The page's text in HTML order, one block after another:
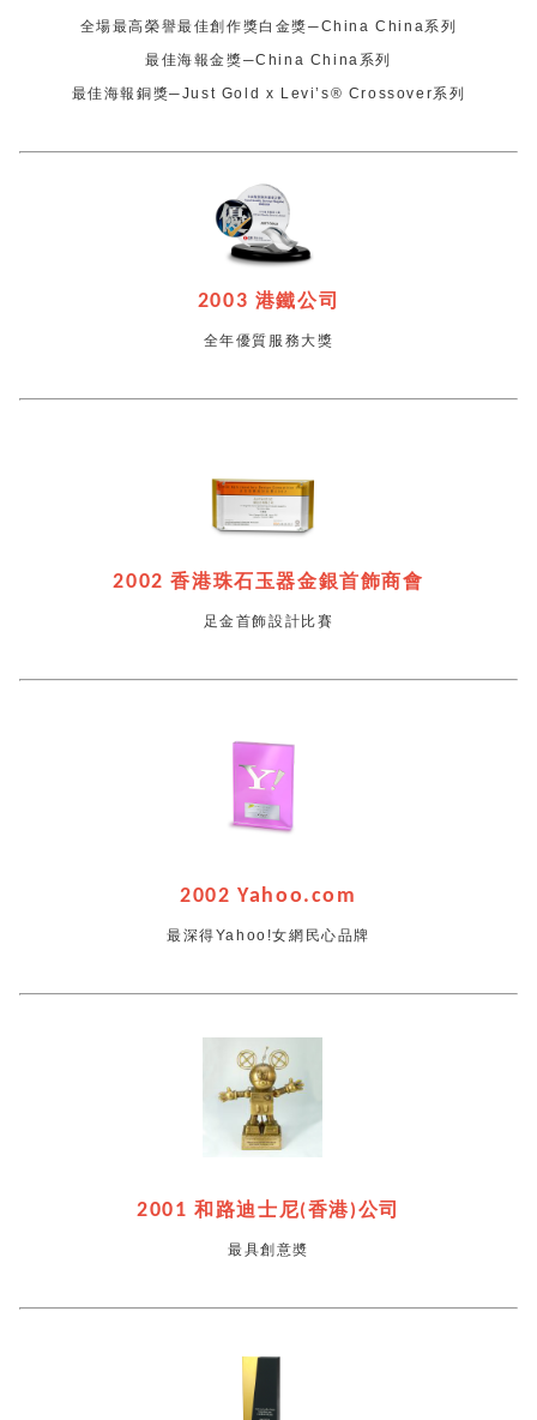
全場最高榮譽最佳創作獎白金獎─China China系列
最佳海報金獎─China China系列
最佳海報銅獎─Just Gold x Levi’s® Crossover系列
2003 港鐵公司
全年優質服務大獎
2002香港珠石玉器金銀首飾商會
足金首飾設計比賽
2002 Yahoo.com
最深得Yahoo!女網民心品牌
2001和路迪士尼(香港)公司
最具創意奬